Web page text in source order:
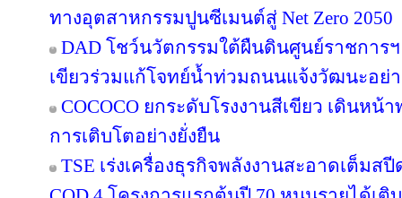
ทางอุตสาหกรรมปูนซีเมนต์สู่ Net Zero 2050
DAD โชว์นวัตกรรมใต้ผืนดินศูนย์ราชการ
เขียวร่วมแก้โจทย์น้ำท่วมถนนแจ้งวัฒนะอย่า
COCOCO ยกระดับโรงงานสีเขียว เดินห
การเติบโตอย่างยั่งยืน
TSE เร่งเครื่องธุรกิจพลังงานสะอาดเต็มส